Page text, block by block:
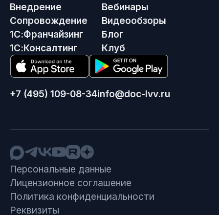
Внедрение
Сопровождение
1С:Франчайзинг
1С:Консалтинг
Вебинары
Видеообзоры
Блог
Клуб
+7 (495) 109-08-34info@doc-lvv.ru
Персональные данные
Лицензионное соглашение
Политика конфиденциальности
Реквизиты